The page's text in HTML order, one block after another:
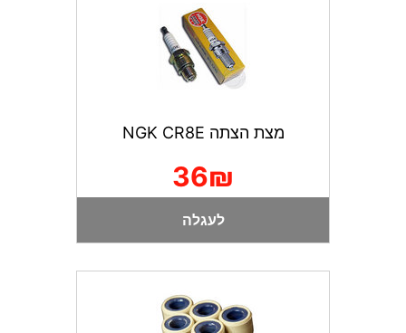
מצת הצתה NGK CR8E
36₪
לעגלה